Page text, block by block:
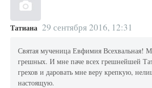
Татиана 29 сентября 2016, 12:31
Святая мученица Евфимия Всехвальная!
грешных. И мне паче всех грешнейшей
грехов и даровать мне веру крепкую,
настоящую.